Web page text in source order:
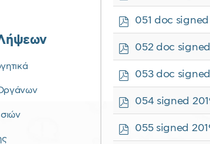
p
051 doc signed
p
052 doc
p
053 doc
p
054 signed
p
055 signed